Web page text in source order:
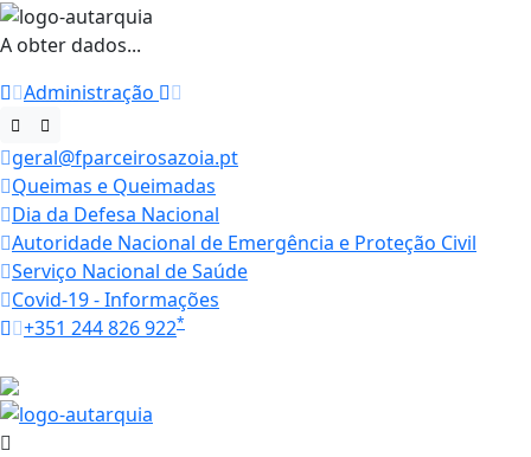
A obter dados...
Administração
geral@fparceirosazoia.pt
Queimas e Queimadas
Dia da Defesa Nacional
Autoridade Nacional de Emergência e Proteção Civil
Serviço Nacional de Saúde
Covid-19 - Informações
+351 244 826 922*